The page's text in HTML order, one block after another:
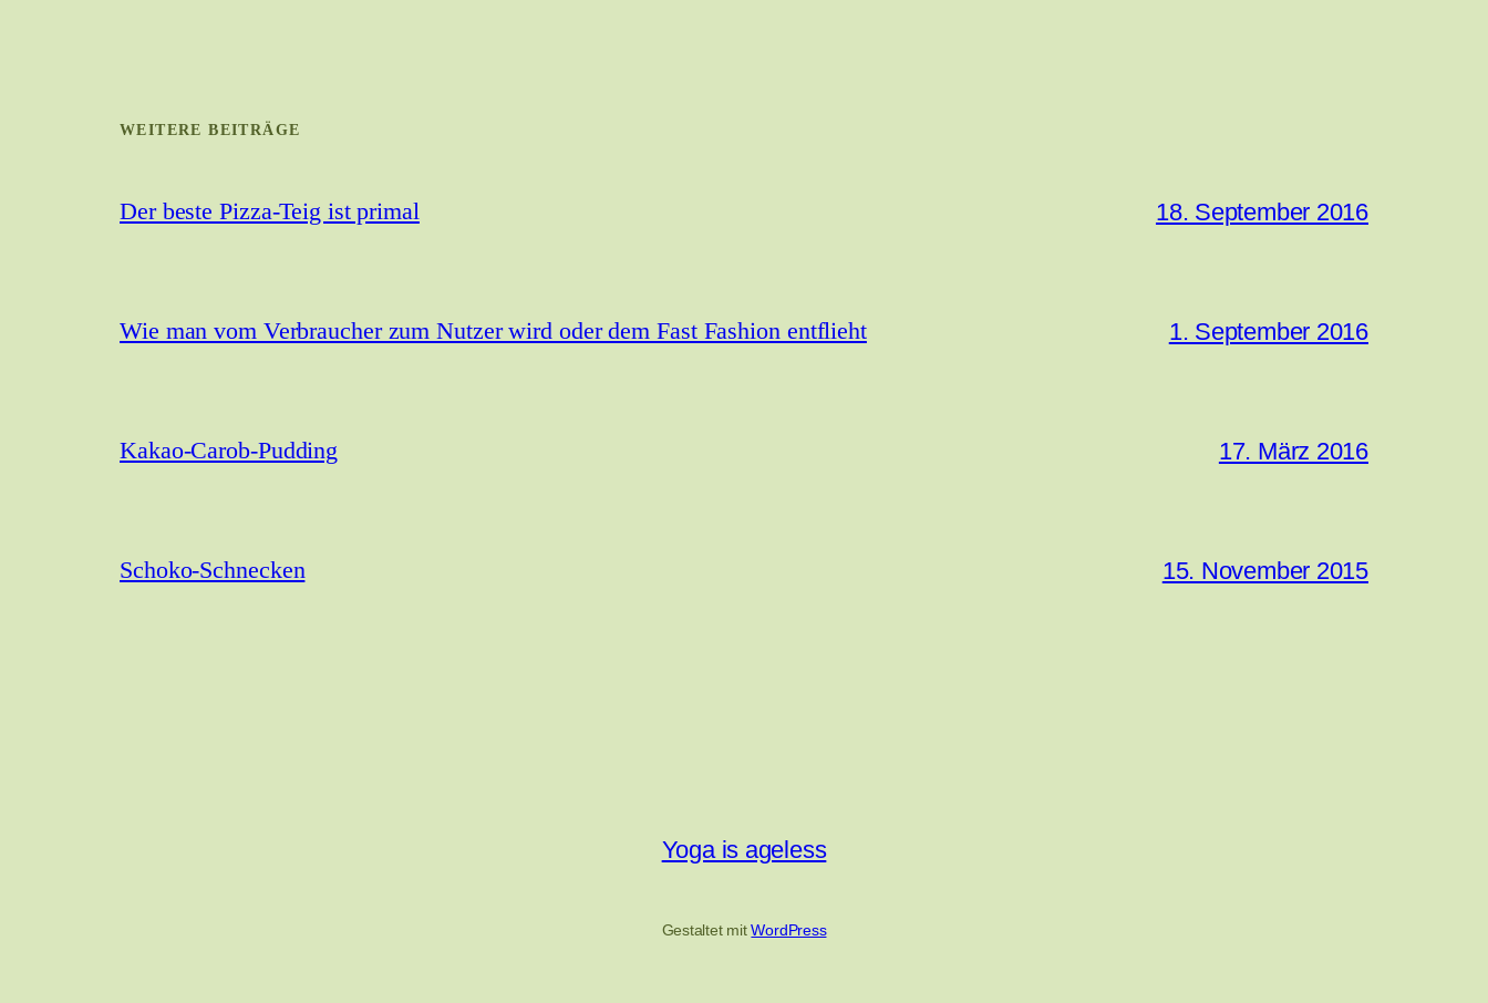
WEITERE BEITRÄGE
Der beste Pizza-Teig ist primal 18. September 2016
Wie man vom Verbraucher zum Nutzer wird oder dem Fast Fashion entflieht 1. September 2016
Kakao-Carob-Pudding 17. März 2016
Schoko-Schnecken 15. November 2015
Yoga is ageless
Gestaltet mitWordPress